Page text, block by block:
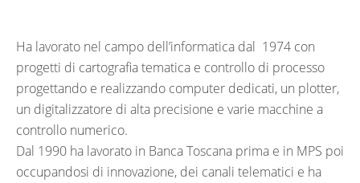
Ha lavorato nel campo dell’informatica dal 1974 con
progetti di cartografia tematica e controllo di processo
progettando e realizzando computer dedicati, un plotter,
un digitalizzatore di alta precisione e varie macchine a
controllo numerico.
Dal 1990 ha lavorato in Banca Toscana prima e in MPS poi
occupandosi di innovazione, dei canali telematici e ha